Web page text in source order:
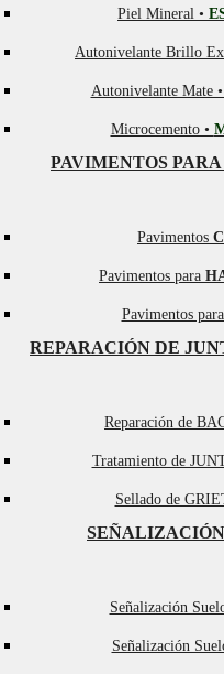
Piel Mineral •
Autonivelante Brillo
Autonivelante Mate
Microcemento •
PAVIMENTOS
Pavimentos
Pavimentos para
Pavimentos
REPARACIÓN DE
Reparación de
Tratamiento de
Sellado de
Señalización
Señalización